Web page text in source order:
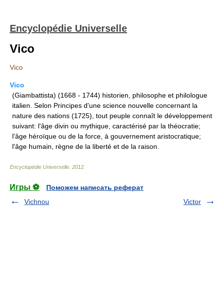
Encyclopédie Universelle
Vico
Vico
Vico
(Giambattista) (1668 - 1744) historien, philosophe et philologue
italien. Selon Principes d'une science nouvelle concernant la
nature des nations (1725), tout peuple connaît le développement
suivant: l'âge divin ou mythique, caractérisé par la théocratie;
l'âge héroïque ou de la force, à gouvernement aristocratique;
l'âge humain, règne de la liberté et de la raison.
Encyclopédie Universelle 2012
Игры ⚽
Поможем написать реферат
Vichnou
Victor